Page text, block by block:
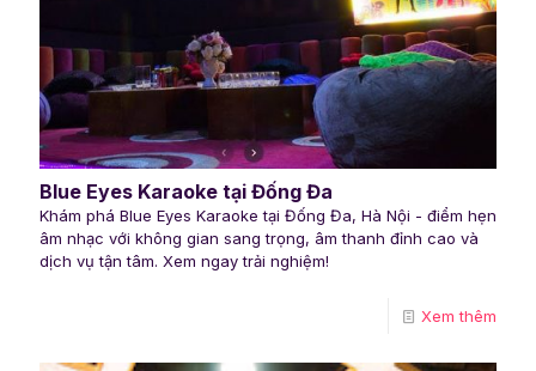
Blue Eyes Karaoke tại Đống Đa
Khám phá Blue Eyes Karaoke tại Đống Đa, Hà Nội - điểm hẹn
âm nhạc với không gian sang trọng, âm thanh đỉnh cao và
dịch vụ tận tâm. Xem ngay trải nghiệm!
Xem thêm